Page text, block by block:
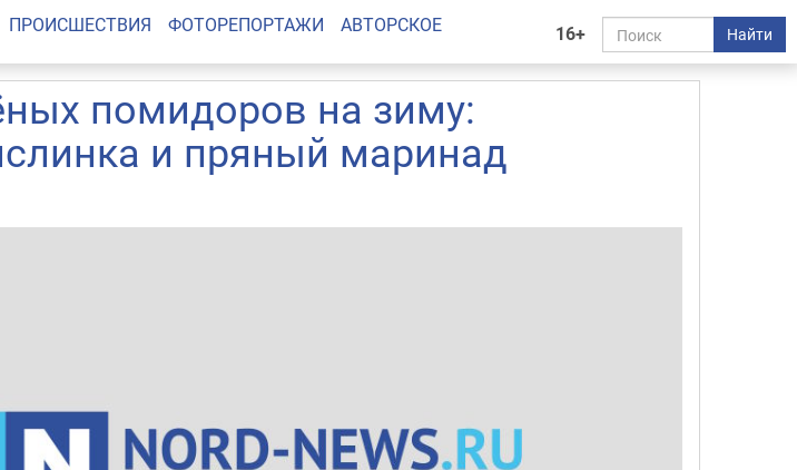
16+ Найти
ПРОИСШЕСТВИЯ ФОТОРЕПОРТАЖИ АВТОРСКОЕ
помидоров на зиму:
и пряный маринад